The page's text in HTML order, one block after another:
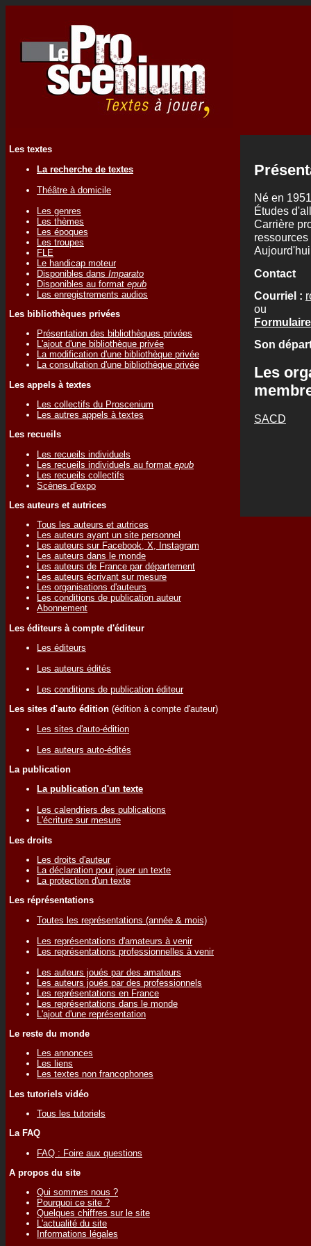
Les textes
La recherche de textes
Théâtre à domicile
Les genres
Les thèmes
Les époques
Les troupes
FLE
Le handicap moteur
Disponibles dans Imparato
Disponibles au format epub
Les enregistrements audios
Les bibliothèques privées
Présentation des bibliothèques privées
L'ajout d'une bibliothèque privée
La modification d'une bibliothèque privée
La consultation d'une bibliothèque privée
Les appels à textes
Les collectifs du Proscenium
Les autres appels à textes
Les recueils
Les recueils individuels
Les recueils individuels au format epub
Les recueils collectifs
Scènes d'expo
Les auteurs et autrices
Tous les auteurs et autrices
Les auteurs ayant un site personnel
Les auteurs sur Facebook, X, Instagram
Les auteurs dans le monde
Les auteurs de France par département
Les auteurs écrivant sur mesure
Les organisations d'auteurs
Les conditions de publication auteur
Abonnement
Les éditeurs à compte d'éditeur
Les éditeurs
Les auteurs édités
Les conditions de publication éditeur
Les sites d'auto édition (édition à compte d'auteur)
Les sites d'auto-édition
Les auteurs auto-édités
La publication
La publication d'un texte
Les calendriers des publications
L'écriture sur mesure
Les droits
Les droits d'auteur
La déclaration pour jouer un texte
La protection d'un texte
Les réprésentations
Toutes les représentations (année & mois)
Les représentations d'amateurs à venir
Les représentations professionnelles à venir
Les auteurs joués par des amateurs
Les auteurs joués par des professionnels
Les représentations en France
Les représentations dans le monde
L'ajout d'une représentation
Le reste du monde
Les annonces
Les liens
Les textes non francophones
Les tutoriels vidéo
Tous les tutoriels
La FAQ
FAQ : Foire aux questions
A propos du site
Qui sommes nous ?
Pourquoi ce site ?
Quelques chiffres sur le site
L'actualité du site
Informations légales
Né en
Études
Carrière
Contact
Courriel :
ou
Son
Les
SACD